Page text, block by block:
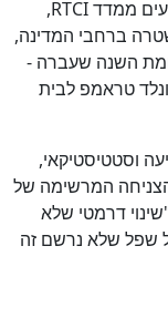
המעקבים והדיווחים הפדרליים. הנתונים מגיעים ממדד RTCI,
ברחבי המדינה,
כמעט 20 אחוזים לעומת השנה שעברה -
טראמפ לבית
וסטטיסטיקאי,
הצניחה המרשימה של
מדובר ב"שינוי דרמטי שלא
שפל שלא נרשם זה